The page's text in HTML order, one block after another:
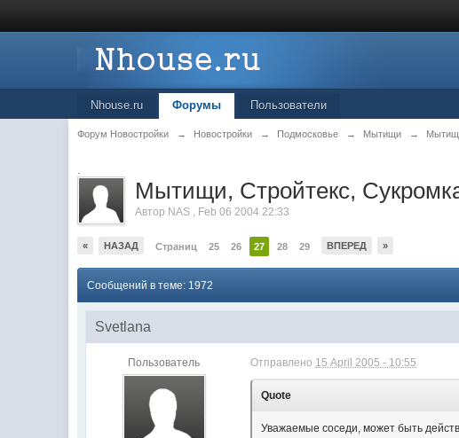
Nhouse.ru Форумы Пользователи
Форум Новостройки → Новостройки → Подмосковье → Мытищи →
.
Мытищи, Стройтекс,
Автор NAS , Feb 06 2004 22:33
« НАЗАД Страниц 25 26 27 28 29 ВПЕРЕД »
Сообщений в теме: 1972
Svetlana
Пользователь Отправлено 15 April 2005 - 10:55
Quote
Уважаемые соседи, может быть